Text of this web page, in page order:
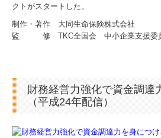
クトがスタートした。
制作・著作 大同生命保険株式会社
監 修 TKC全国会 中小企業支援委
財務経営力強化で資金調達
（平成24年配信）